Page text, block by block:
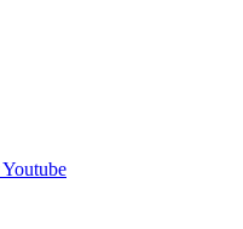
Youtube